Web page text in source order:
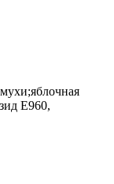
Е960,